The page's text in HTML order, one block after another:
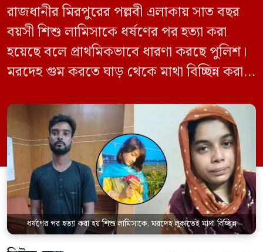
রাজধানীর মিরপুরের পল্লবী এলাকায় সাত বছর
বয়সী শিশু লামিসাকে ধর্ষণের পর হত্যা করা
হয়েছে বলে প্রাথমিকভাবে ধারণা করছে পুলিশ।
মরদেহ গুম করতে ঘাড় থেকে মাথা বিচ্ছিন্ন করা
চালানো হয় এই নৃশংস হত্যাকাণ্ডে পাশের ফ্ল্যাটের
ভাড়াটিয়া সোহেল রানা (৩০) ও তার স্ত্রী স্বপ্না
আক্তারকে (২৬) মাত্র ৭ ঘণ্টার […]
ধর্ষণের পর হত্যা করা হয় শিশু লামিসাকে, মরদেহ লুকাতেই মাথা বিচ্ছিন্ন